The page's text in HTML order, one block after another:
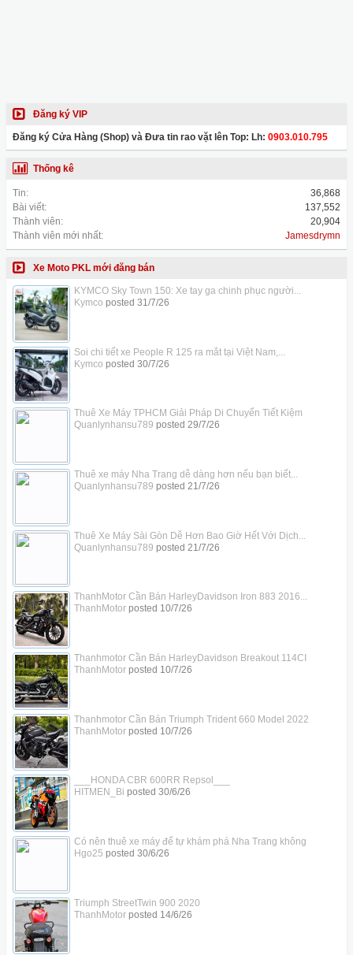
Đăng ký VIP
Đăng ký Cửa Hàng (Shop) và Đưa tin rao vặt lên Top: Lh: 0903.010.795
Thống kê
Tin:
36,868
Bài viết:
137,552
Thành viên:
20,904
Thành viên mới nhất:
Jamesdrymn
Xe Moto PKL mới đăng bán
KYMCO Sky Town 150: Xe tay ga chinh phục người...
Kymco posted 31/7/26
Soi chi tiết xe People R 125 ra mắt tại Việt Nam,...
Kymco posted 30/7/26
Thuê Xe Máy TPHCM Giải Pháp Di Chuyển Tiết Kiệm
Quanlynhansu789 posted 29/7/26
Thuê xe máy Nha Trang dễ dàng hơn nếu bạn biết...
Quanlynhansu789 posted 21/7/26
Thuê Xe Máy Sài Gòn Dễ Hơn Bao Giờ Hết Với Dịch...
Quanlynhansu789 posted 21/7/26
ThanhMotor Cần Bán HarleyDavidson Iron 883 2016...
ThanhMotorposted 10/7/26
Thanhmotor Cần Bán HarleyDavidson Breakout 114CI
ThanhMotorposted 10/7/26
Thanhmotor Cần Bán Triumph Trident 660 Model 2022
ThanhMotorposted 10/7/26
___HONDA CBR 600RR Repsol___
HITMEN_Bi posted 30/6/26
Có nên thuê xe máy để tự khám phá Nha Trang không
Hgo25 posted 30/6/26
Triumph StreetTwin 900 2020
ThanhMotorposted 14/6/26